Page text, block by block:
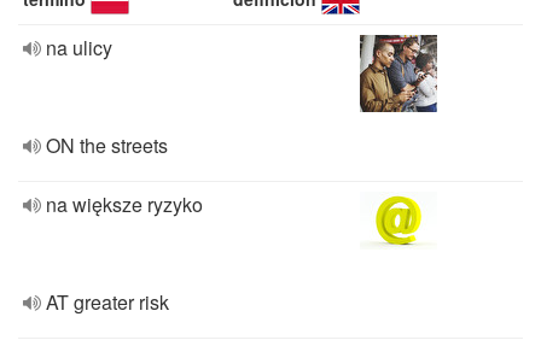
na ulicy
ON the streets
na większe ryzyko
AT greater risk